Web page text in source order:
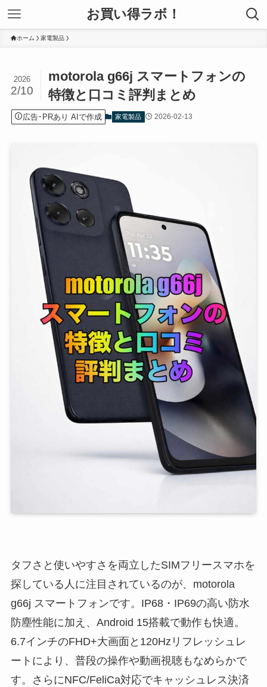
お買い得ラボ！
ホーム 家電製品
motorola g66j スマートフォンの
特徴と口コミ評判まとめ
2026
2/10
広告･PRあり AIで作成 家電製品 2026-02-13
タフさと使いやすさを両立したSIMフリースマホを
探している人に注目されているのが、motorola
g66j スマートフォンです。IP68・IP69の高い防水
防塵性能に加え、Android 15搭載で動作も快適。
6.7インチのFHD+大画面と120Hzリフレッシュレ
ートにより、普段の操作や動画視聴もなめらかで
す。さらにNFC/FeliCa対応でキャッシュレス決済